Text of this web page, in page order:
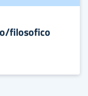
filosofico